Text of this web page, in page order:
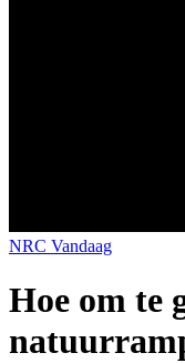
NRC Vandaag
Hoe om te